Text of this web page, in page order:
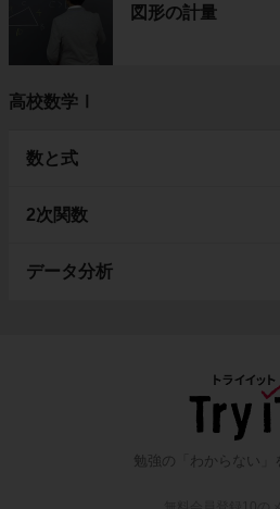
図形の計量
高校数学Ⅰ
数と式
2次関数
データ分析
勉強の「わからない」